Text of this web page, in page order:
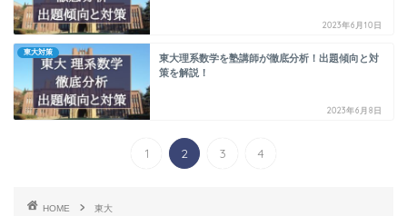
2023年6月10日
東大対策
東大理系数学を塾講師が徹底分析！出題傾向と対
策を解説！
2023年6月8日
1 2 3 4
HOME 東大